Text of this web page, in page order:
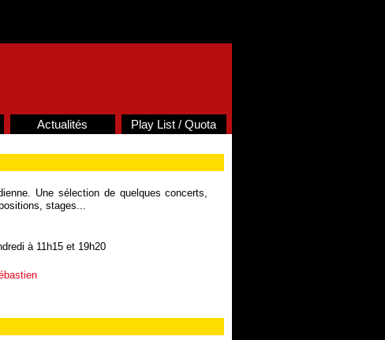
Actualités Play List / Quota
Une sélection de quelques concerts,
stages...
à 11h15 et 19h20